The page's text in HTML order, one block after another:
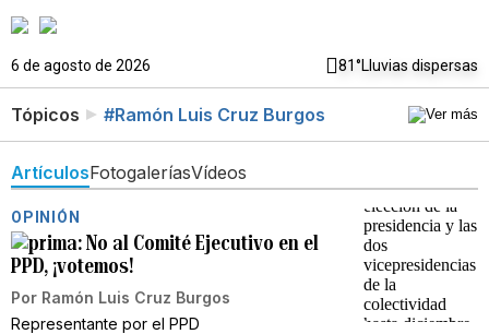
6 de agosto de 2026 81°Lluvias dispersas
Tópicos #Ramón Luis Cruz Burgos
ArtículosFotogaleríasVídeos
OPINIÓN
No al Comité Ejecutivo en el
PPD, ¡votemos!
Por Ramón Luis Cruz Burgos
Representante por el PPD